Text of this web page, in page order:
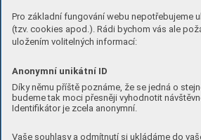
Pro základní fungování webu nepotřebujeme
(tzv. cookies apod.). Rádi bychom vás ale
uložením volitelných informací:
Anonymní unikátní ID
Díky němu příště poznáme, že se jedná o
budeme tak moci přesněji vyhodnotit
Identifikátor je zcela anonymní.
Vaše souhlasy a odmítnutí si ukládáme do